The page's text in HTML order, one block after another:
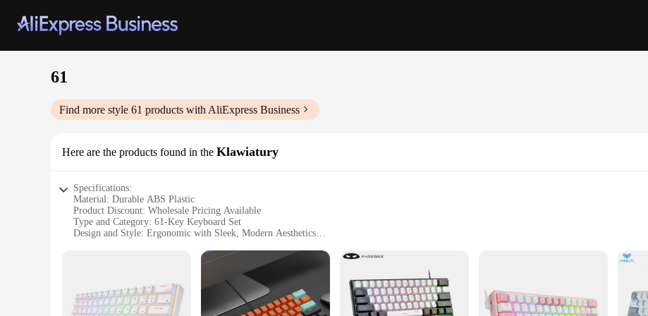
61
Find more style 61 products with AliExpress Business
Here are the products found in the Klawiatury
Specifications:
Material: Durable ABS Plastic
Product Discount: Wholesale Pricing Available
Type and Category: 61-Key Keyboard Set
Design and Style: Ergonomic with Sleek, Modern Aesthetics
Typical Adaptive Scenario: Suitable for Various Music Genres and Production
Shape or Size or Weight or Quantity: Compact Design with Full-Size Key Feel
Performance and Property: High-Response Keys with Tactile Feedback
Parts and Accessories: Includes Necessary Cables and Software
Features: